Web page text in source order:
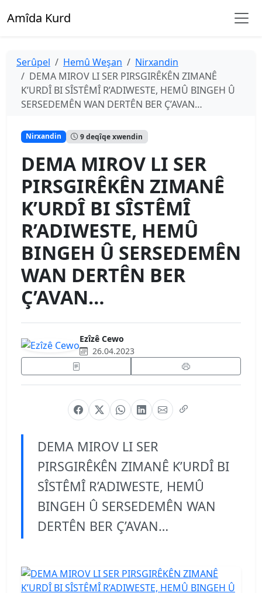
Amîda Kurd
Serûpel Hemû Weşan
Nirxandin
DEMA MIROV LI SER PIRSGIRÊKÊN ZIMANÊ
K’URDÎ BI SÎSTÊMÎ R’ADIWESTE, HEMÛ BINGEH Û
SERSEDEMÊN WAN DERTÊN BER Ç’AVAN…
Nirxandin 9 deqîqe xwendin
DEMA MIROV LI SER
PIRSGIRÊKÊN ZIMANÊ
K’URDÎ BI SÎSTÊMÎ
R’ADIWESTE, HEMÛ
BINGEH Û SERSEDEMÊN
WAN DERTÊN BER
Ç’AVAN…
Ezîzê Cewo
26.04.2023
DEMA MIROV LI SER
PIRSGIRÊKÊN ZIMANÊ K’URDÎ BI
SÎSTÊMÎ R’ADIWESTE, HEMÛ
BINGEH Û SERSEDEMÊN WAN
DERTÊN BER Ç’AVAN…